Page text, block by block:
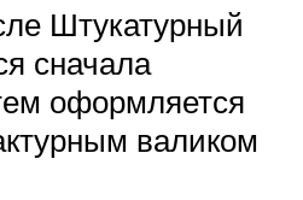
Штукатурный
сначала
оформляется
валиком